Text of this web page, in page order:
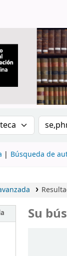
por:
Búsqueda de
Su